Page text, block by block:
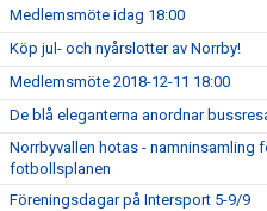
Medlemsmöte idag 18:00
Köp jul- och nyårslotter av Norrby!
Medlemsmöte 2018-12-11 18:00
De blå eleganterna anordnar
Norrbyvallen hotas - namninsamling
fotbollsplanen
Föreningsdagar på Intersport 5-9/9